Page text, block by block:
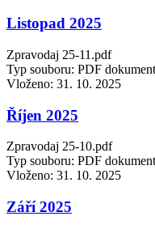
Listopad 2025
Zpravodaj 25-11.pdf
Typ souboru: PDF
Vloženo: 31. 10. 2025
Říjen 2025
Zpravodaj 25-10.pdf
Typ souboru: PDF
Vloženo: 31. 10. 2025
Září 2025